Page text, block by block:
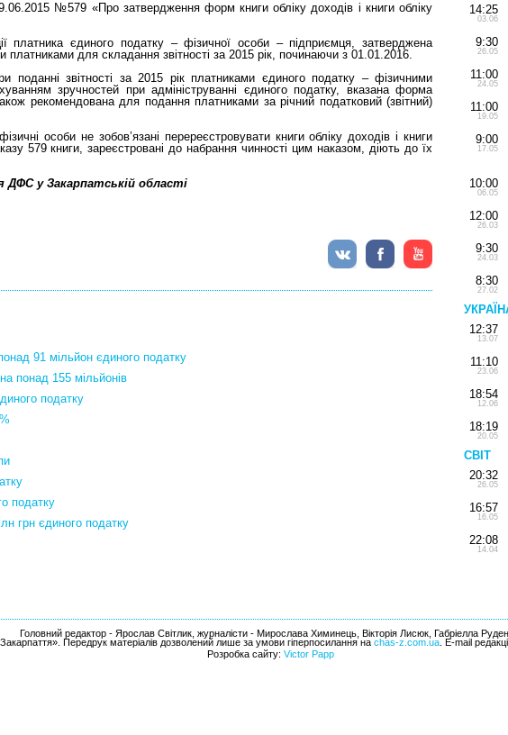
№579 «Про затвердження форм книги обліку доходів і книги обліку
платника єдиного податку – фізичної особи – підприємця, затверджена
для складання звітності за 2015 рік, починаючи з 01.01.2016.
поданні звітності за 2015 рік платниками єдиного податку – фізичними
зручностей при адмініструванні єдиного податку, вказана форма
рекомендована для подання платниками за річний податковий (звітний)
особи не зобов’язані перереєстровувати книги обліку доходів і книги
579 книги, зареєстровані до набрання чинності цим наказом, діють до їх
ДФС у Закарпатській області
91 мільйон єдиного податку
понад 155 мільйонів
податку
податку
грн єдиного податку
14:25
03.06
9:30
26.05
11:00
24.05
11:00
19.05
9:00
17.05
10:00
06.05
12:00
26.03
9:30
24.03
8:30
27.02
12:37
13.07
11:10
23.06
18:54
12.06
18:19
20.05
СВІТ
20:32
26.05
16:57
16.05
22:08
14.04
Головний редактор - Ярослав Світлик, журналісти - Мирослава Химинець, Вікторія Лисюк, Габріелла
Передрук матеріалів дозволений лише за умови гіперпосилання на chas-z.com.ua . E-mail
Розробка сайту: Victor Papp